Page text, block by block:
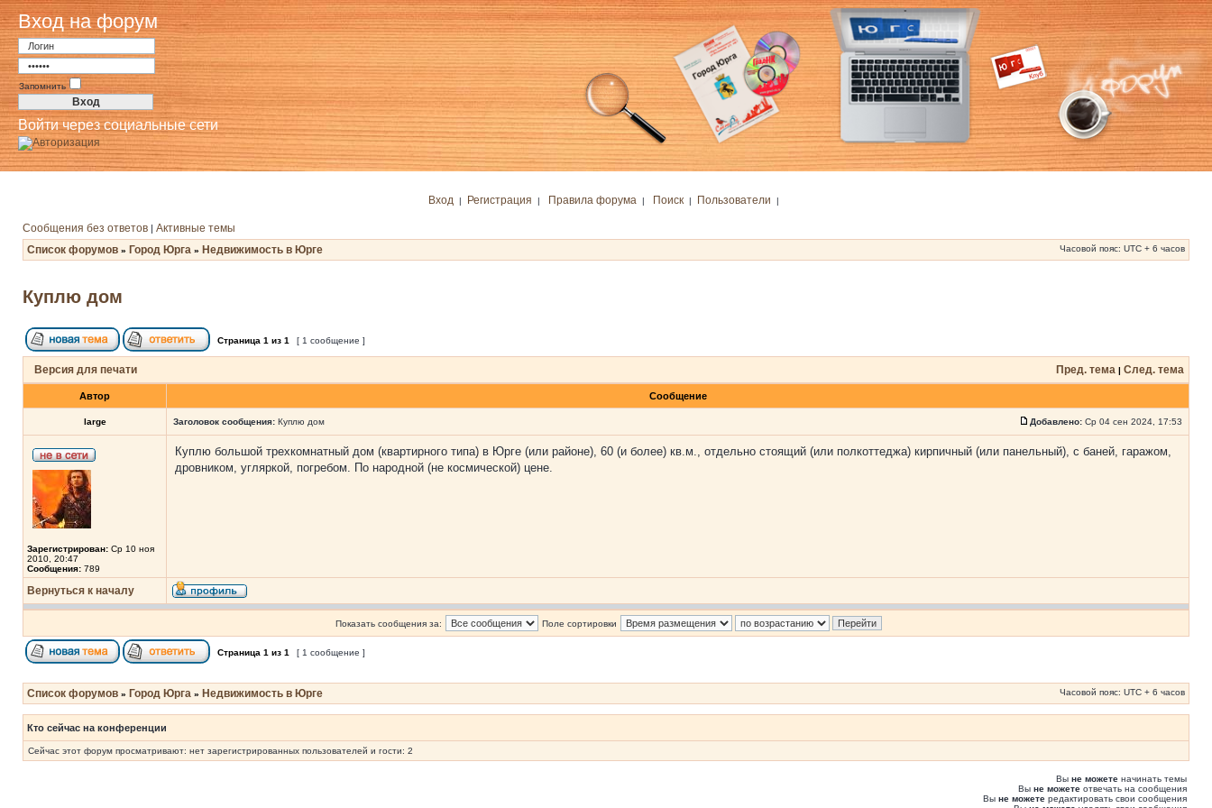
Вход на форум
Запомнить
Войти через социальные сети
Вход | Регистрация | Правила форума | Поиск| Пользователи |
Сообщения без ответов | Активные темы
Список форумов » Город Юрга » Недвижимость в Юрге Часовой пояс: UTC + 6 часов
Куплю дом
Страница 1 из 1 [ 1 сообщение ]
Версия для печати Пред. тема | След. тема
Автор Сообщение
large Заголовок сообщения: Куплю дом Добавлено: Ср 04 сен 2024, 17:53
Зарегистрирован: Ср 10 ноя
2010, 20:47
Сообщения: 789
Куплю большой трехкомнатный дом (квартирного типа) в Юрге (или районе), 60 (и более) кв.м., отдельно стоящий (или полкоттеджа) кирпичный (или панельный), с баней, гаражом,
дровником, угляркой, погребом. По народной (не космической) цене.
Вернуться к началу
Показать сообщения за: Поле сортировки
Страница 1 из 1 [ 1 сообщение ]
Список форумов » Город Юрга » Недвижимость в Юрге Часовой пояс: UTC + 6 часов
Кто сейчас на конференции
Сейчас этот форум просматривают: нет зарегистрированных пользователей и гости: 2
Вы не можете начинать темы
Вы не можете отвечать на сообщения
Вы не можете редактировать свои сообщения